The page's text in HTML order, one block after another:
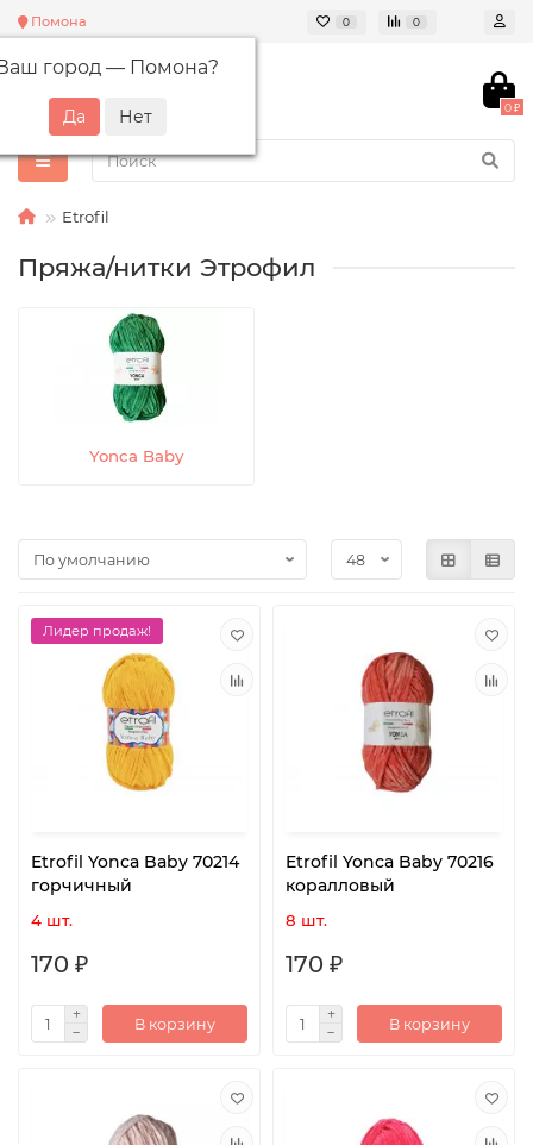
Помона
город — Помона?
0 0
0 ₽
Etrofil
Пряжа/нитки Этрофил
Yonca Baby
Лидер продаж!
Etrofil Yonca Baby 70214
горчичный
4 шт.
170 ₽
В корзину
Etrofil Yonca Baby 70216
коралловый
8 шт.
170 ₽
В корзину